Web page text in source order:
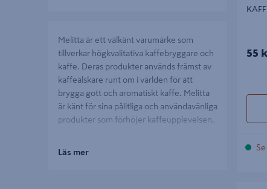
Melitta är ett välkänt varumärke som
tillverkar högkvalitativa kaffebryggare och
kaffe. Deras produkter används främst av
kaffeälskare runt om i världen för att
brygga gott och aromatiskt kaffe. Melitta
är känt för sina pålitliga och användavänliga
produkter som förhöjer kaffeupplevelsen.
Läs mer
55